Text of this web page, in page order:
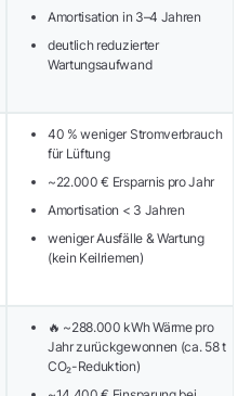
Amortisation in 3–4 Jahren
deutlich reduzierter
Wartungsaufwand
40 % weniger Stromverbrauch
für Lüftung
~22.000 € Ersparnis pro Jahr
Amortisation < 3 Jahren
weniger Ausfälle & Wartung
(kein Keilriemen)
🔥 ~288.000 kWh Wärme pro
Jahr zurückgewonnen (ca. 58 t
CO₂-Reduktion)